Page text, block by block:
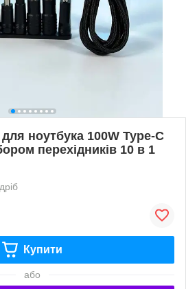
ноутбука 100W Type-C
перехідників 10 в 1
Купити
або